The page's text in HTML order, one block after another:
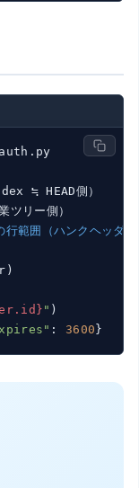
≒ HEAD側）
囲（ハンクヘッダ）
" )
: 3600